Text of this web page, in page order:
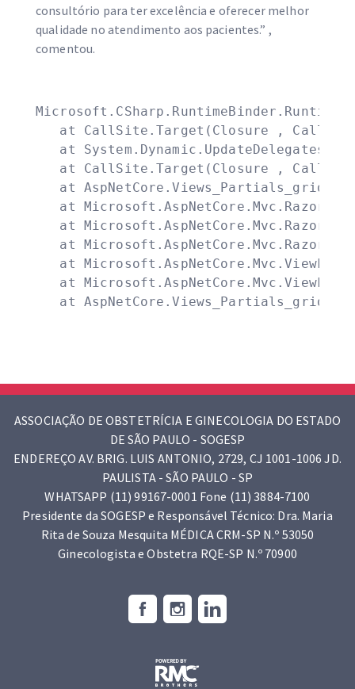
consultório para ter excelência e oferecer melhor
qualidade no atendimento aos pacientes.” ,
comentou.
at CallSite.Target(Closure ,
at
at CallSite.Target(Closure ,
at
at
at
at
at
at
at
ASSOCIAÇÃO DE OBSTETRÍCIA E GINECOLOGIA DO ESTADO
DE SÃO PAULO - SOGESP
ENDEREÇO AV. BRIG. LUIS ANTONIO, 2729, CJ 1001-1006 JD.
PAULISTA - SÃO PAULO - SP
WHATSAPP (11) 99167-0001 Fone (11) 3884-7100
Presidente da SOGESP e Responsável Técnico: Dra. Maria
Rita de Souza Mesquita MÉDICA CRM-SP N.º 53050
Ginecologista e Obstetra RQE-SP N.º 70900